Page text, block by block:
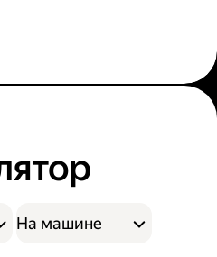
На машине